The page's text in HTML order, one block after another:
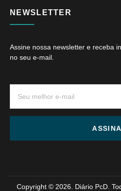
NEWSLETTER
Assine nossa newsletter e receba
no seu e-mail.
Copyright © 2026. Diário PcD.